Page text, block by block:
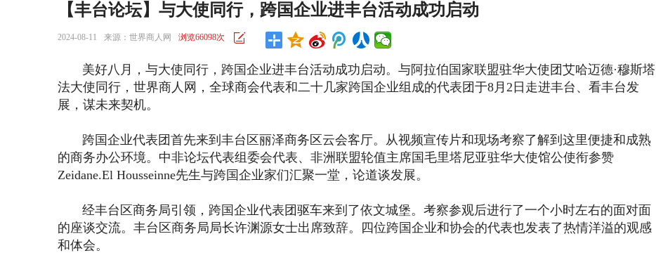
【丰台论坛】与大使同行，跨国企业进丰台活动成功启动
2024-08-11 来源：世界商人网 浏览66098次
美好八月，与大使同行，跨国企业进丰台活动成功启动。与阿拉伯国家联盟驻华大使团艾哈迈德·穆斯塔
法大使同行，世界商人网，全球商会代表和二十几家跨国企业组成的代表团于8月2日走进丰台、看丰台发
展，谋未来契机。
跨国企业代表团首先来到丰台区丽泽商务区云会客厅。从视频宣传片和现场考察了解到这里便捷和成熟
的商务办公环境。 中非论坛代表组委会代表、非洲联盟轮值主席国毛里塔尼亚驻华大使馆公使衔参赞
Zeidane.El Housseinne先生与跨国企业家们汇聚一堂，论道谈发展。
经丰台区商务局引领，跨国企业代表团驱车来到了依文城堡。考察参观后进行了一个小时左右的面对面
的座谈交流。丰台区商务局局长许渊源女士出席致辞。四位跨国企业和协会的代表也发表了热情洋溢的观感
和体会。